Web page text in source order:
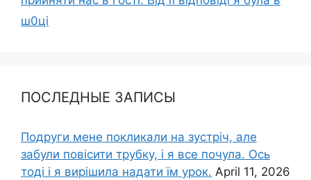
ш0ці
ПОСЛЕДНЫЕ ЗАПИСЫ
Подруги мене покликали на зустріч, але
забули повісити трубку, і я все почула. Ось
тоді і я вирішила надати їм урок. April 11, 2026